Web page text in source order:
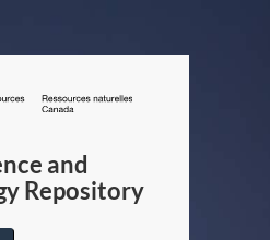
/
Canada
and
Repository